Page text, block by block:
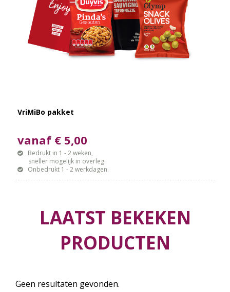
VriMiBo pakket
vanaf € 5,00
Bedrukt in 1 - 2 weken,
sneller mogelijk in overleg.
Onbedrukt 1 - 2 werkdagen.
LAATST BEKEKEN
PRODUCTEN
Geen resultaten gevonden.